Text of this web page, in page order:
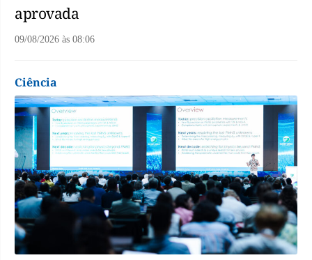
aprovada
09/08/2026 às 08:06
Ciência